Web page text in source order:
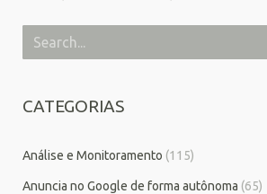
CATEGORIAS
Análise e Monitoramento (115)
Anuncia no Google de forma autônoma (65)